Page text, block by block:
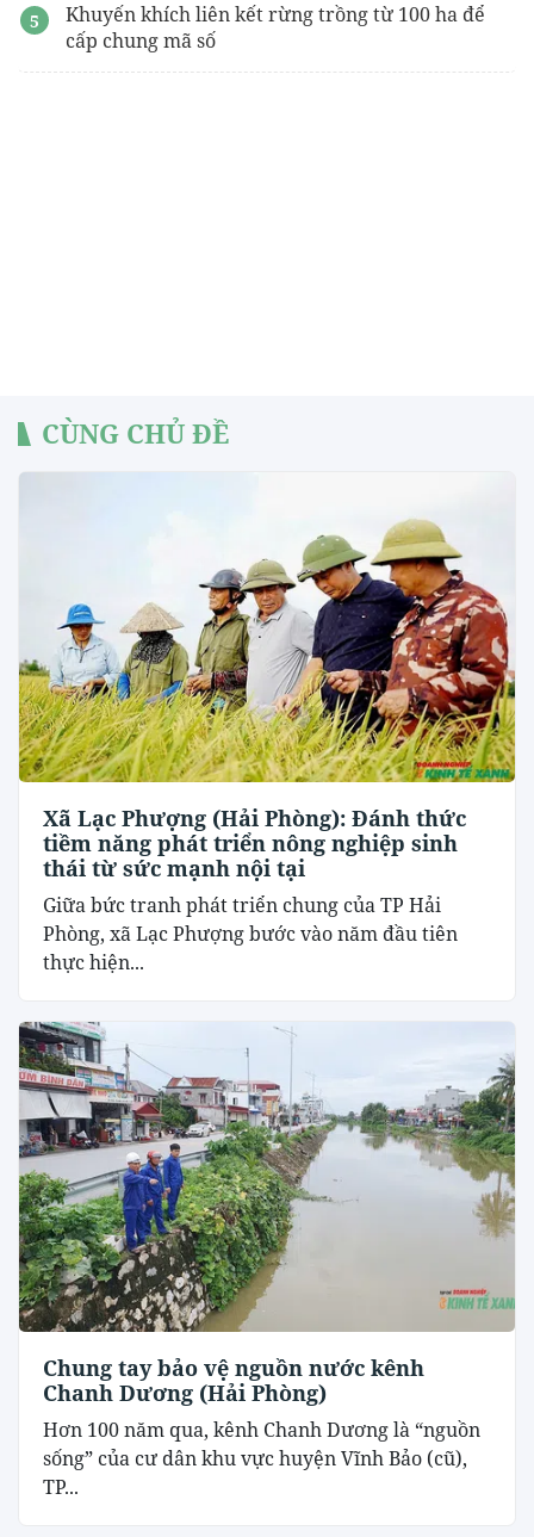
Khuyến khích liên kết rừng trồng từ 100 ha để
cấp chung mã số
CÙNG CHỦ ĐỀ
Xã Lạc Phượng (Hải Phòng): Đánh thức
tiềm năng phát triển nông nghiệp sinh
thái từ sức mạnh nội tại
​Giữa bức tranh phát triển chung của TP Hải
Phòng, xã Lạc Phượng bước vào năm đầu tiên
thực hiện...
Chung tay bảo vệ nguồn nước kênh
Chanh Dương (Hải Phòng)
Hơn 100 năm qua, kênh Chanh Dương là “nguồn
sống” của cư dân khu vực huyện Vĩnh Bảo (cũ),
TP...